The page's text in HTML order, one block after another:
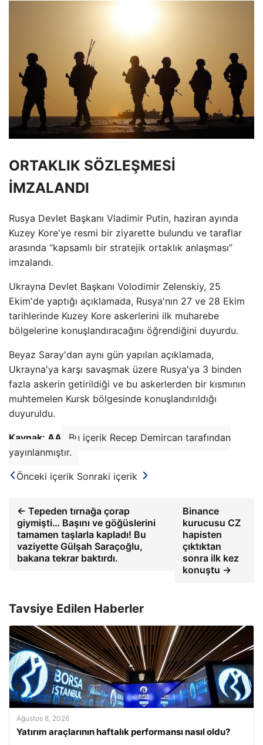
ORTAKLIK SÖZLEŞMESİ
İMZALANDI
Rusya Devlet Başkanı Vladimir Putin, haziran ayında
Kuzey Kore'ye resmi bir ziyarette bulundu ve taraflar
arasında “kapsamlı bir stratejik ortaklık anlaşması”
imzalandı.
Ukrayna Devlet Başkanı Volodimir Zelenskiy, 25
Ekim'de yaptığı açıklamada, Rusya'nın 27 ve 28 Ekim
tarihlerinde Kuzey Kore askerlerini ilk muharebe
bölgelerine konuşlandıracağını öğrendiğini duyurdu.
Beyaz Saray'dan aynı gün yapılan açıklamada,
Ukrayna'ya karşı savaşmak üzere Rusya'ya 3 binden
fazla askerin getirildiği ve bu askerlerden bir kısmının
muhtemelen Kursk bölgesinde konuşlandırıldığı
duyuruldu.
Kaynak: AA
Bu içerik Recep Demircan tarafından
yayınlanmıştır.
Önceki içerik Sonraki içerik
← Tepeden tırnağa çorap
giymişti… Başını ve göğüslerini
tamamen taşlarla kapladı! Bu
vaziyette Gülşah Saraçoğlu,
bakana tekrar baktırdı.
Binance
kurucusu CZ
hapisten
çıktıktan
sonra ilk kez
konuştu →
Tavsiye Edilen Haberler
Ağustos 8, 2026
Yatırım araçlarının haftalık performansı nasıl oldu?